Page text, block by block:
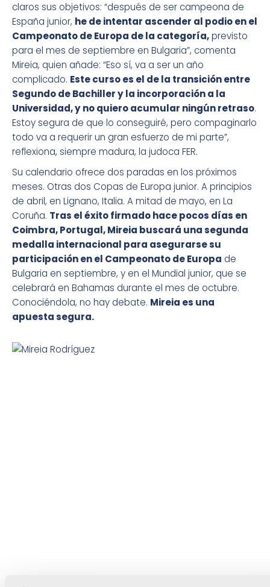
claros sus objetivos: “después de ser campeona de
España junior, he de intentar ascender al podio en el
Campeonato de Europa de la categoría,previsto
para el mes de septiembre en Bulgaria”, comenta
Mireia, quien añade: “Eso sí, va a ser un año
complicado. Este curso es el de la transición entre
Segundo de Bachiller y la incorporación a la
Universidad, y no quiero acumular ningún retraso.
Estoy segura de que lo conseguiré, pero compaginarlo
todo va a requerir un gran esfuerzo de mi parte”,
reflexiona, siempre madura, la judoca FER.
Su calendario ofrece dos paradas en los próximos
meses. Otras dos Copas de Europa junior. A principios
de abril, en Lignano, Italia. A mitad de mayo, en La
Coruña. Tras el éxito firmado hace pocos días en
Coimbra, Portugal, Mireia buscará una segunda
medalla internacional para asegurarse su
participación en el Campeonato de Europa de
Bulgaria en septiembre, y en el Mundial junior, que se
celebrará en Bahamas durante el mes de octubre.
Conociéndola, no hay debate. Mireia es una
apuesta segura.